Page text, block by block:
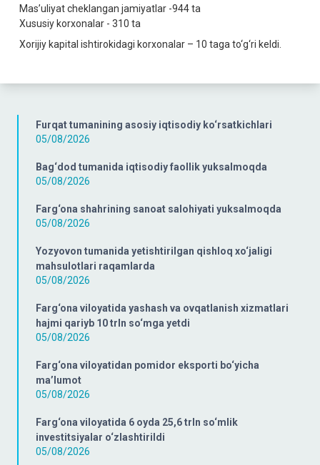
Furqat tumanining asosiy iqtisodiy ko‘rsatkichlari
05/08/2026
Bag‘dod tumanida iqtisodiy faollik yuksalmoqda
05/08/2026
Farg‘ona shahrining sanoat salohiyati yuksalmoqda
05/08/2026
Yozyovon tumanida yetishtirilgan qishloq xo‘jaligi
mahsulotlari raqamlarda
05/08/2026
Farg‘ona viloyatida yashash va ovqatlanish xizmatlari
hajmi qariyb 10 trln so‘mga yetdi
05/08/2026
Farg‘ona viloyatidan pomidor eksporti bo‘yicha
ma’lumot
05/08/2026
Farg‘ona viloyatida 6 oyda 25,6 trln so‘mlik
investitsiyalar o‘zlashtirildi
05/08/2026
Mas’uliyat cheklangan jamiyatlar -944 ta
Xususiy korxonalar - 310 ta
Xorijiy kapital ishtirokidagi korxonalar – 10 taga to‘g‘ri keldi.